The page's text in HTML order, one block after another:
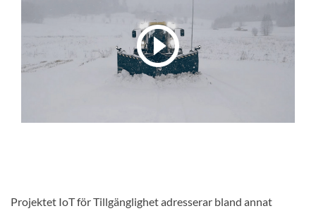
Projektet IoT för Tillgänglighet adresserar bland annat